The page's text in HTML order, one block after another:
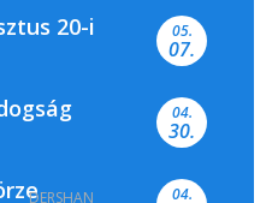
20-i 05.
07.
04.
30.
04.
DERSHAN